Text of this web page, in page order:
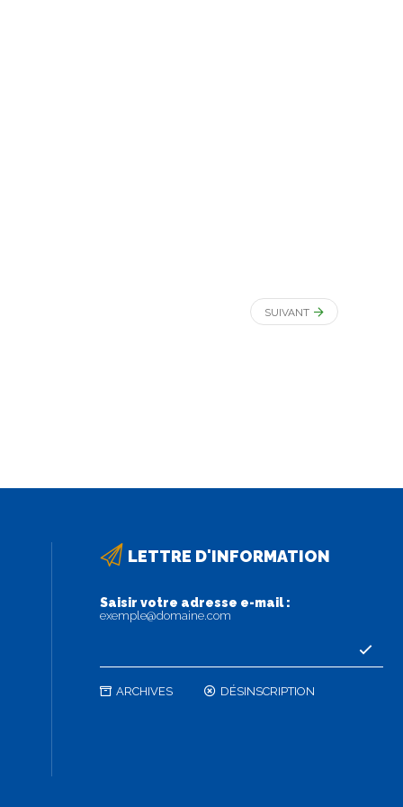
SUIVANT
LETTRE D'INFORMATION
Saisir votre adresse e-mail :
exemple@domaine.com
ARCHIVES DÉSINSCRIPTION